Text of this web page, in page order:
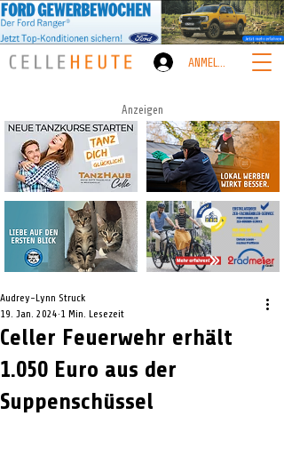
ANMELDEN
Anzeigen
Celler Feuerwehr erhält
1.050 Euro aus der
Suppenschüssel
Audrey-Lynn Struck
19. Jan. 2024 1 Min. Lesezeit